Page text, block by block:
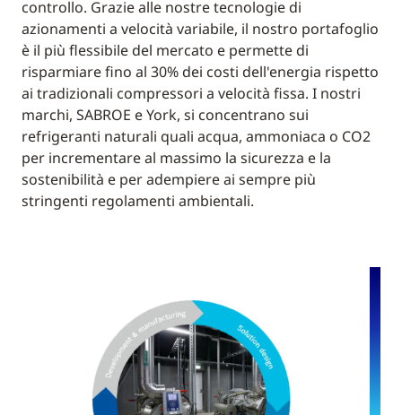
controllo. Grazie alle nostre tecnologie di
azionamenti a velocità variabile, il nostro portafoglio
è il più flessibile del mercato e permette di
risparmiare fino al 30% dei costi dell'energia rispetto
ai tradizionali compressori a velocità fissa. I nostri
marchi, SABROE e York, si concentrano sui
refrigeranti naturali quali acqua, ammoniaca o CO2
per incrementare al massimo la sicurezza e la
sostenibilità e per adempiere ai sempre più
stringenti regolamenti ambientali.